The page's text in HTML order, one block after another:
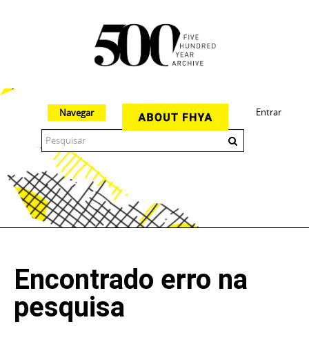
Entrar
Navegar
Encontrado erro na
pesquisa